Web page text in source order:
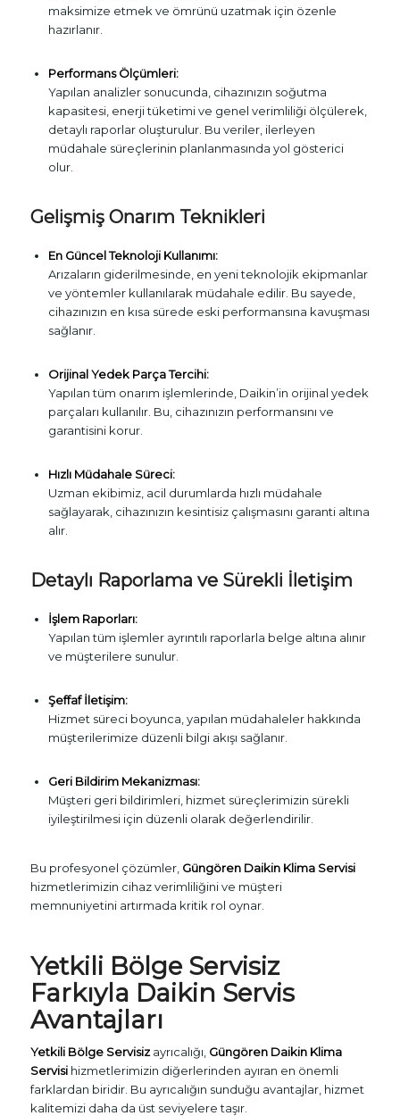
maksimize etmek ve ömrünü uzatmak için özenle
hazırlanır.
Performans Ölçümleri:
Yapılan analizler sonucunda, cihazınızın soğutma
kapasitesi, enerji tüketimi ve genel verimliliği ölçülerek,
detaylı raporlar oluşturulur. Bu veriler, ilerleyen
müdahale süreçlerinin planlanmasında yol gösterici
olur.
Gelişmiş Onarım Teknikleri
En Güncel Teknoloji Kullanımı:
Arızaların giderilmesinde, en yeni teknolojik ekipmanlar
ve yöntemler kullanılarak müdahale edilir. Bu sayede,
cihazınızın en kısa sürede eski performansına kavuşması
sağlanır.
Orijinal Yedek Parça Tercihi:
Yapılan tüm onarım işlemlerinde, Daikin’in orijinal yedek
parçaları kullanılır. Bu, cihazınızın performansını ve
garantisini korur.
Hızlı Müdahale Süreci:
Uzman ekibimiz, acil durumlarda hızlı müdahale
sağlayarak, cihazınızın kesintisiz çalışmasını garanti altına
alır.
Detaylı Raporlama ve Sürekli İletişim
İşlem Raporları:
Yapılan tüm işlemler ayrıntılı raporlarla belge altına alınır
ve müşterilere sunulur.
Şeffaf İletişim:
Hizmet süreci boyunca, yapılan müdahaleler hakkında
müşterilerimize düzenli bilgi akışı sağlanır.
Geri Bildirim Mekanizması:
Müşteri geri bildirimleri, hizmet süreçlerimizin sürekli
iyileştirilmesi için düzenli olarak değerlendirilir.
Bu profesyonel çözümler, Güngören Daikin Klima Servisi
hizmetlerimizin cihaz verimliliğini ve müşteri
memnuniyetini artırmada kritik rol oynar.
Yetkili Bölge Servisiz
Farkıyla Daikin Servis
Avantajları
Yetkili Bölge Servisizayrıcalığı, Güngören Daikin Klima
Servisihizmetlerimizin diğerlerinden ayıran en önemli
farklardan biridir. Bu ayrıcalığın sunduğu avantajlar, hizmet
kalitemizi daha da üst seviyelere taşır.